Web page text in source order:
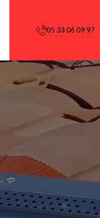
05 33 06 09 97